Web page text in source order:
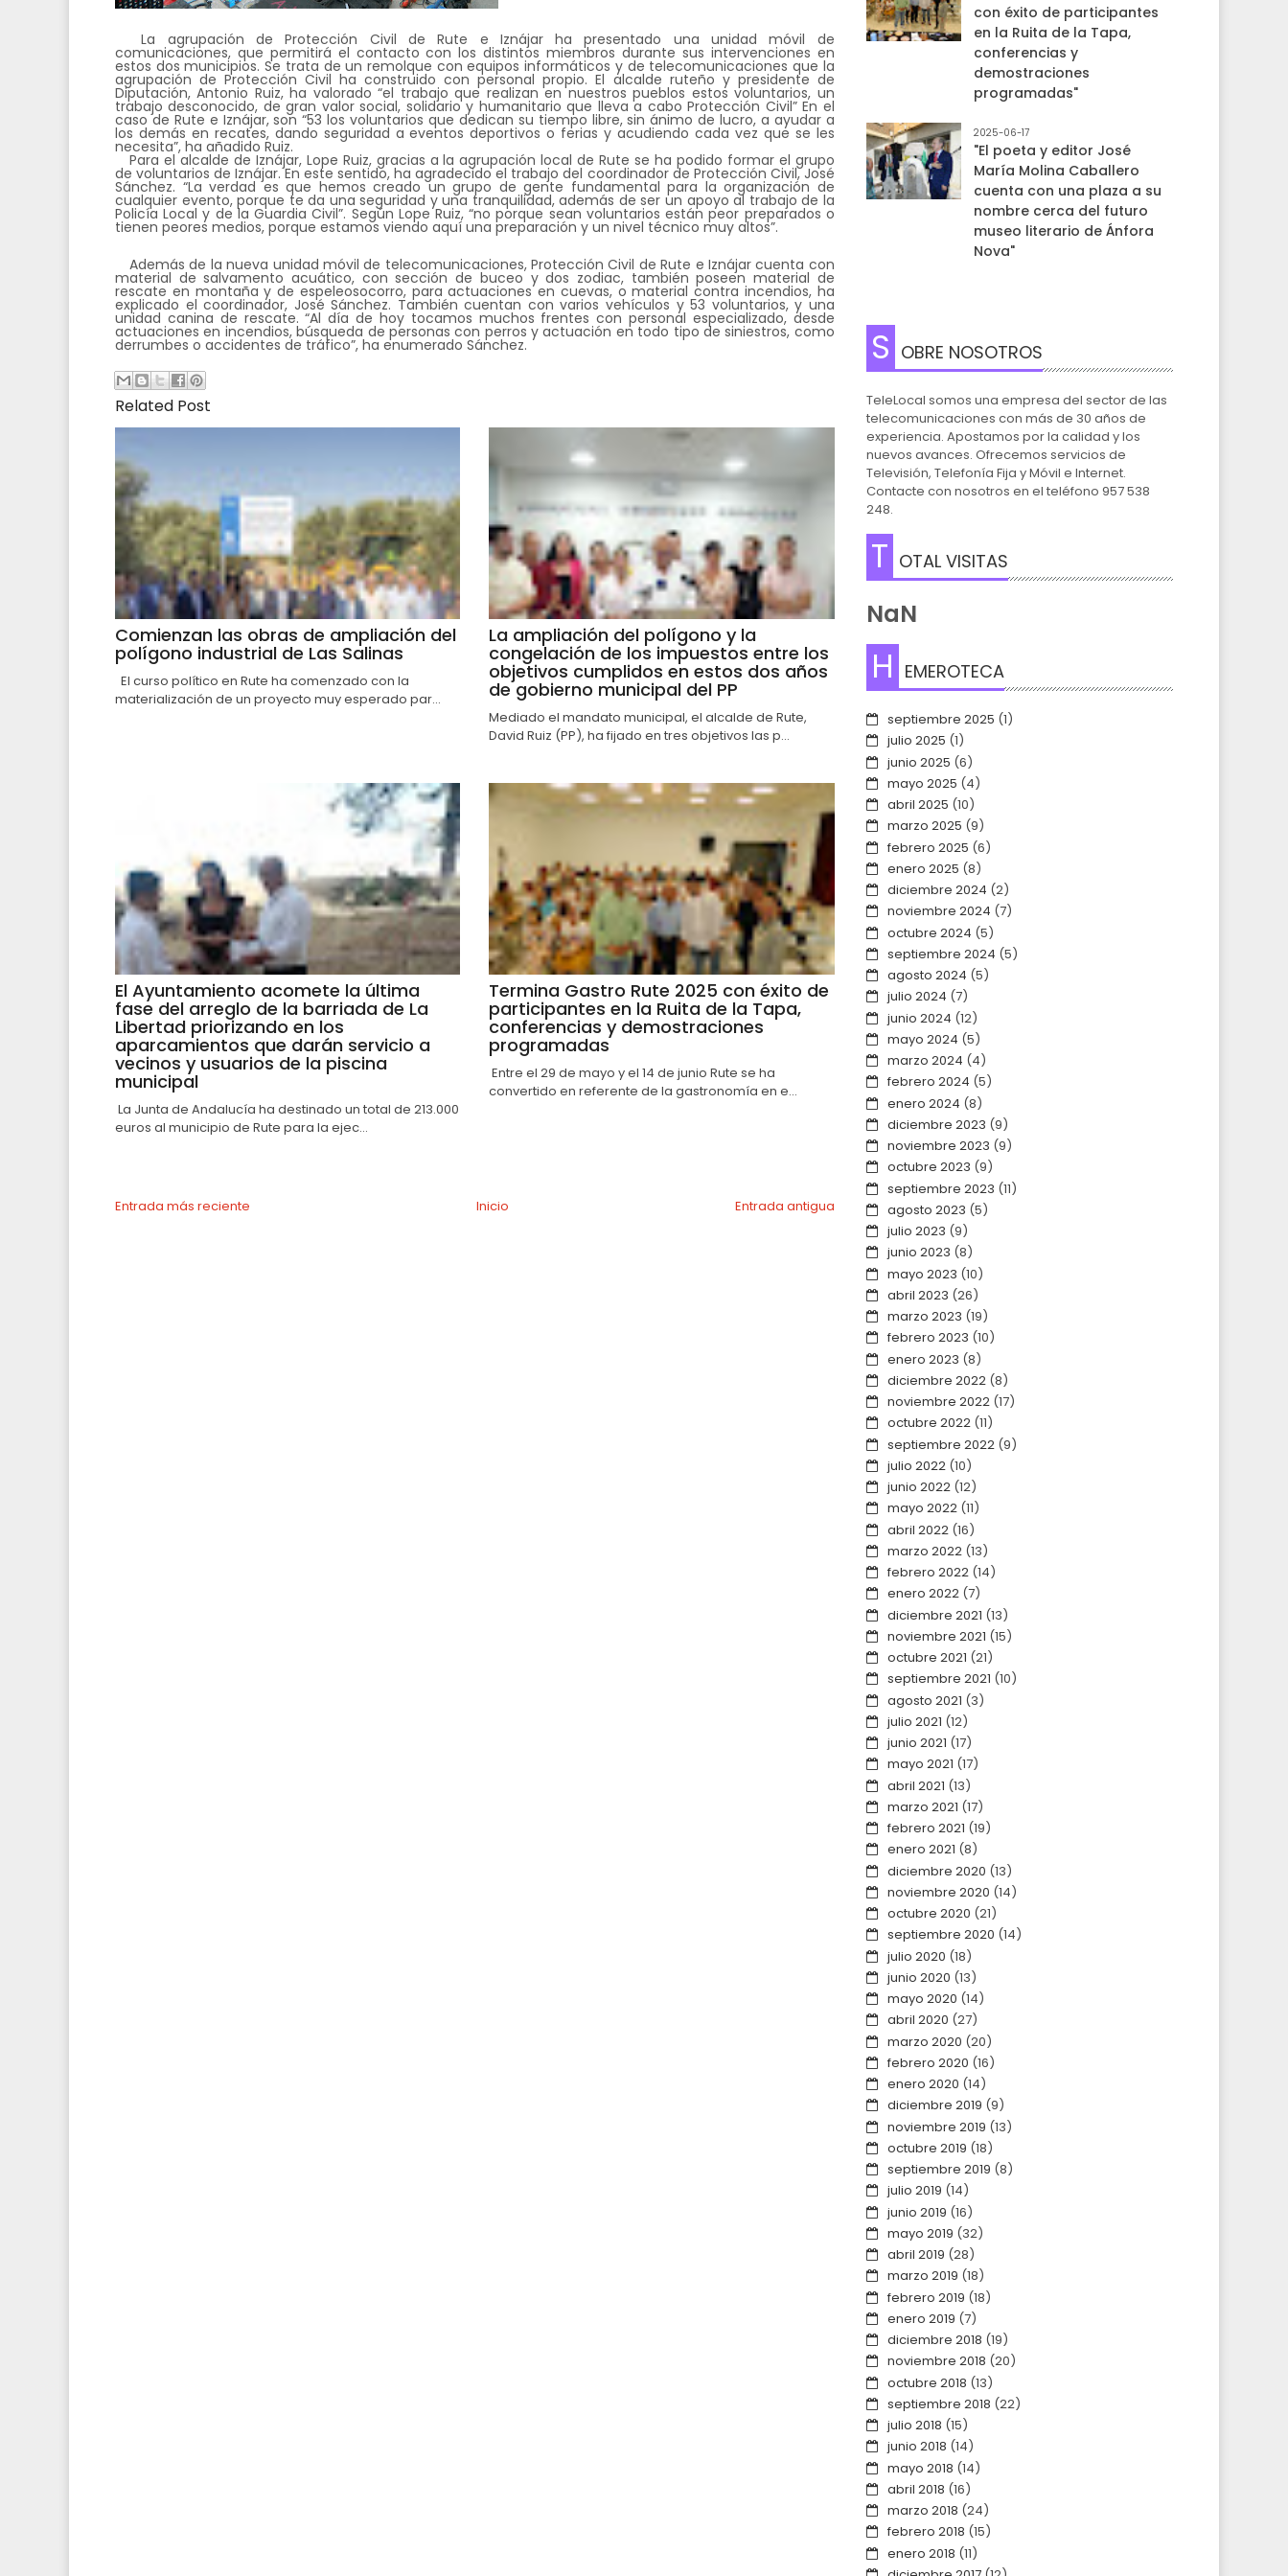
La agrupación de Protección Civil de Rute e Iznájar ha presentado una unidad móvil de
comunicaciones, que permitirá el contacto con los distintos miembros durante sus intervenciones en
estos dos municipios. Se trata de un remolque con equipos informáticos y de telecomunicaciones que la
agrupación de Protección Civil ha construido con personal propio. El alcalde ruteño y presidente de
Diputación, Antonio Ruiz, ha valorado “el trabajo que realizan en nuestros pueblos estos voluntarios, un
trabajo desconocido, de gran valor social, solidario y humanitario que lleva a cabo Protección Civil” En el
caso de Rute e Iznájar, son “53 los voluntarios que dedican su tiempo libre, sin ánimo de lucro, a ayudar a
los demás en recates, dando seguridad a eventos deportivos o ferias y acudiendo cada vez que se les
necesita”, ha añadido Ruiz.
Para el alcalde de Iznájar, Lope Ruiz, gracias a la agrupación local de Rute se ha podido formar el grupo
de voluntarios de Iznájar. En este sentido, ha agradecido el trabajo del coordinador de Protección Civil, José
Sánchez. “La verdad es que hemos creado un grupo de gente fundamental para la organización de
cualquier evento, porque te da una seguridad y una tranquilidad, además de ser un apoyo al trabajo de la
Policía Local y de la Guardia Civil”. Según Lope Ruiz, “no porque sean voluntarios están peor preparados o
tienen peores medios, porque estamos viendo aquí una preparación y un nivel técnico muy altos”.
Además de la nueva unidad móvil de telecomunicaciones, Protección Civil de Rute e Iznájar cuenta con
material de salvamento acuático, con sección de buceo y dos zodiac, también poseen material de
rescate en montaña y de espeleosocorro, para actuaciones en cuevas, o material contra incendios, ha
explicado el coordinador, José Sánchez. También cuentan con varios vehículos y 53 voluntarios, y una
unidad canina de rescate. “Al día de hoy tocamos muchos frentes con personal especializado, desde
actuaciones en incendios, búsqueda de personas con perros y actuación en todo tipo de siniestros, como
derrumbes o accidentes de tráfico”, ha enumerado Sánchez.
Related Post
Comienzan las obras de ampliación del
polígono industrial de Las Salinas
El curso político en Rute ha comenzado con la
materialización de un proyecto muy esperado par...
La ampliación del polígono y la
congelación de los impuestos entre los
objetivos cumplidos en estos dos años
de gobierno municipal del PP
Mediado el mandato municipal, el alcalde de Rute,
David Ruiz (PP), ha fijado en tres objetivos las p...
El Ayuntamiento acomete la última
fase del arreglo de la barriada de La
Libertad priorizando en los
aparcamientos que darán servicio a
vecinos y usuarios de la piscina
municipal
La Junta de Andalucía ha destinado un total de 213.000
euros al municipio de Rute para la ejec...
Termina Gastro Rute 2025 con éxito de
participantes en la Ruita de la Tapa,
conferencias y demostraciones
programadas
Entre el 29 de mayo y el 14 de junio Rute se ha
convertido en referente de la gastronomía en e...
Entrada más reciente Entrada antigua
Inicio
con éxito de participantes
en la Ruita de la Tapa,
conferencias y
demostraciones
programadas"
2025-06-17
"El poeta y editor José
María Molina Caballero
cuenta con una plaza a su
nombre cerca del futuro
museo literario de Ánfora
Nova"
S OBRE NOSOTROS
TeleLocal somos una empresa del sector de las
telecomunicaciones con más de 30 años de
experiencia. Apostamos por la calidad y los
nuevos avances. Ofrecemos servicios de
Televisión, Telefonía Fija y Móvil e Internet.
Contacte con nosotros en el teléfono 957 538
248.
T OTAL VISITAS
NaN
H EMEROTECA
septiembre 2025 (1)
julio 2025 (1)
junio 2025 (6)
mayo 2025 (4)
abril 2025 (10)
marzo 2025 (9)
febrero 2025 (6)
enero 2025 (8)
diciembre 2024 (2)
noviembre 2024 (7)
octubre 2024 (5)
septiembre 2024 (5)
agosto 2024 (5)
julio 2024 (7)
junio 2024 (12)
mayo 2024 (5)
marzo 2024 (4)
febrero 2024 (5)
enero 2024 (8)
diciembre 2023 (9)
noviembre 2023 (9)
octubre 2023 (9)
septiembre 2023 (11)
agosto 2023 (5)
julio 2023 (9)
junio 2023 (8)
mayo 2023 (10)
abril 2023 (26)
marzo 2023 (19)
febrero 2023 (10)
enero 2023 (8)
diciembre 2022(8)
noviembre 2022(17)
octubre 2022(11)
septiembre 2022(9)
julio 2022(10)
junio 2022(12)
mayo 2022(11)
abril 2022(16)
marzo 2022(13)
febrero 2022(14)
enero 2022(7)
diciembre 2021 (13)
noviembre 2021 (15)
octubre 2021 (21)
septiembre 2021 (10)
agosto 2021 (3)
julio 2021 (12)
junio 2021 (17)
mayo 2021 (17)
abril 2021 (13)
marzo 2021 (17)
febrero 2021 (19)
enero 2021 (8)
diciembre 2020 (13)
noviembre 2020 (14)
octubre 2020 (21)
septiembre 2020 (14)
julio 2020 (18)
junio 2020 (13)
mayo 2020 (14)
abril 2020 (27)
marzo 2020 (20)
febrero 2020 (16)
enero 2020 (14)
diciembre 2019 (9)
noviembre 2019 (13)
octubre 2019 (18)
septiembre 2019 (8)
julio 2019 (14)
junio 2019 (16)
mayo 2019 (32)
abril 2019 (28)
marzo 2019 (18)
febrero 2019 (18)
enero 2019 (7)
diciembre 2018 (19)
noviembre 2018 (20)
octubre 2018 (13)
septiembre 2018 (22)
julio 2018 (15)
junio 2018 (14)
mayo 2018 (14)
abril 2018 (16)
marzo 2018 (24)
febrero 2018 (15)
enero 2018 (11)